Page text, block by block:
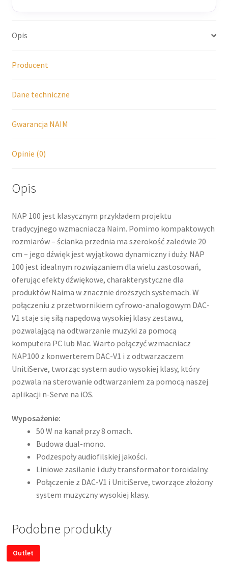
Opis
Producent
Dane techniczne
Gwarancja NAIM
Opinie (0)
Opis
NAP 100 jest klasycznym przykładem projektu
tradycyjnego wzmacniacza Naim. Pomimo kompaktowych
rozmiarów – ścianka przednia ma szerokość zaledwie 20
cm – jego dźwięk jest wyjątkowo dynamiczny i duży. NAP
100 jest idealnym rozwiązaniem dla wielu zastosowań,
oferując efekty dźwiękowe, charakterystyczne dla
produktów Naima w znacznie droższych systemach. W
połączeniu z przetwornikiem cyfrowo-analogowym DAC-
V1 staje się siłą napędową wysokiej klasy zestawu,
pozwalającą na odtwarzanie muzyki za pomocą
komputera PC lub Mac. Warto połączyć wzmacniacz
NAP100 z konwerterem DAC-V1 i z odtwarzaczem
UnitiServe, tworząc system audio wysokiej klasy, który
pozwala na sterowanie odtwarzaniem za pomocą naszej
aplikacji n-Serve na iOS.
Wyposażenie:
50 W na kanał przy 8 omach.
Budowa dual-mono.
Podzespoły audiofilskiej jakości.
Liniowe zasilanie i duży transformator toroidalny.
Połączenie z DAC-V1 i UnitiServe, tworzące złożony
system muzyczny wysokiej klasy.
Podobne produkty
Outlet